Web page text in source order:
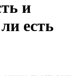
и
есть